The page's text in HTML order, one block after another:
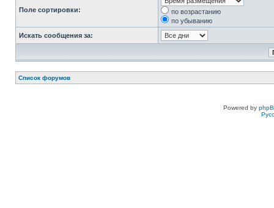
Поле сортировки:
по возрастанию
по убыванию
Искать сообщения за:
Список форумов
Powered by